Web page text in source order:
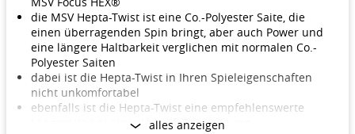
die MSV Hepta-Twist ist eine Co.-Polyester Saite, die
einen überragenden Spin bringt, aber auch Power und
eine längere Haltbarkeit verglichen mit normalen Co.-
Polyester Saiten
dabei ist die Hepta-Twist in Ihren Spieleigenschaften
nicht unkomfortabel
ebenfalls ist die Hepta-Twist eine empfehlenswerte
Längssaite bei einer Hybrid -Bespannung
alles anzeigen